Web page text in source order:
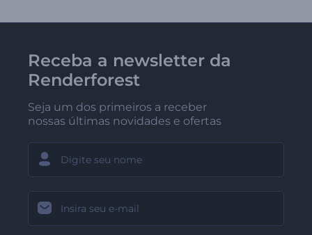
Receba a newsletter da
Renderforest
Seja um dos primeiros a receber
nossas últimas novidades e ofertas